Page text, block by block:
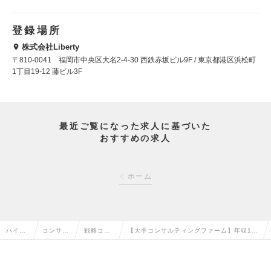
登録場所
株式会社Liberty
〒810-0041 福岡市中央区大名2-4-30 西鉄赤坂ビル9F / 東京都港区浜松町
1丁目19-12 藤ビル3F
最近ご覧になった求人に基づいた
おすすめの求人
ホーム
ハイク コンサル 戦略コン 【大手コンサルティングファーム】年収10